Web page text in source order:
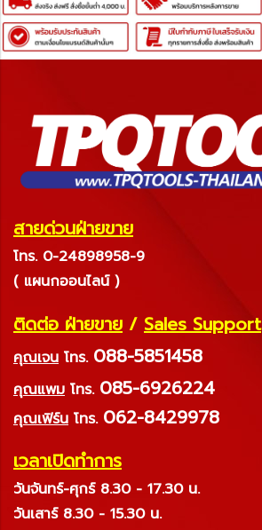
สายด่วนฝ่ายขาย
โทร. 0-24898958-9
( แผนกออนไลน์ )
ติดต่อ ฝ่ายขาย / Sales Support
คุณเจน โทร. 088-5851458
คุณแพม โทร. 085-6926224
คุณเฟิร์น โทร. 062-8429978
เวลาเปิดทำการ
วันจันทร์-ศุกร์ 8.30 - 17.30 น.
วันเสาร์ 8.30 - 15.30 น.